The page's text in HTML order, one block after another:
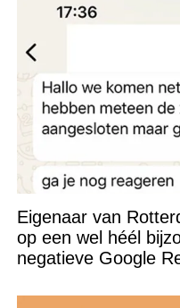
Eigenaar van
op een wel héél
negatieve Google